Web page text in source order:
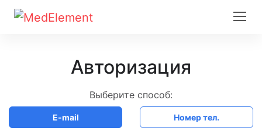
Авторизация
Выберите способ:
E-mail Номер тел.